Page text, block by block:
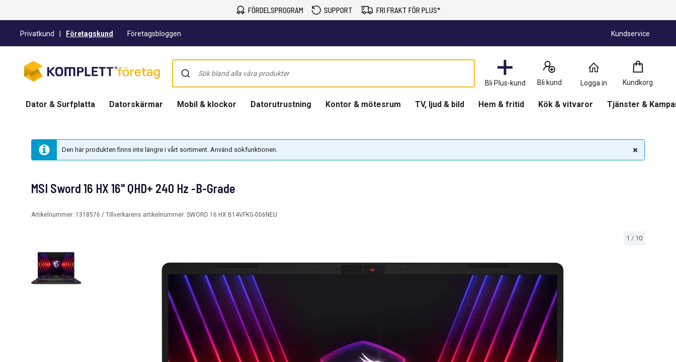
FÖRDELSPROGRAM SUPPORT FRI FRAKT FÖR PLUS*
Privatkund Företagskund Företagsbloggen Kundservice
Bli Plus-kund Bli kund Logga in Kundkorg
Kundkorg
0
Produkter
Dator & Surfplatta Datorskärmar Mobil & klockor Datorutrustning Kontor & mötesrum TV, ljud & bild Hem & fritid Kök & vitvaror Tjänster &
Den här produkten finns inte längre i vårt sortiment. Använd sökfunktionen.
1 / 10
MSI Sword 16 HX 16" QHD+ 240 Hz -B-Grade
Artikelnummer: 1318576 / Tillverkarens artikelnummer: SWORD 16 HX B14VFKG-006NEU